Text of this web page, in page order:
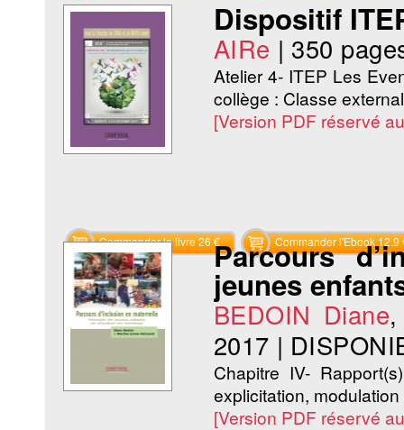
Dispositif
AIRe | 350
Atelier 4- ITEP Les
collège : Classe
[Version PDF réservé
Commander le livre 26 € Commander l'Ebook 12.9
Parcours
jeunes
BEDOIN Diane
2017 |
Chapitre IV-
explicitation,
[Version PDF réservé